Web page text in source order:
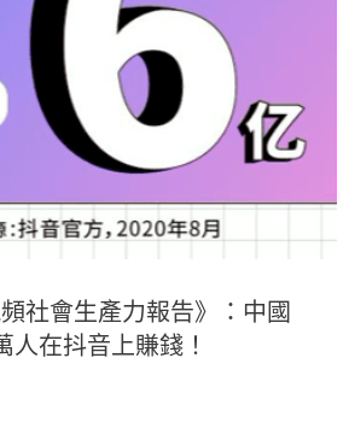
社會生產力報告》：中國
在抖音上賺錢！